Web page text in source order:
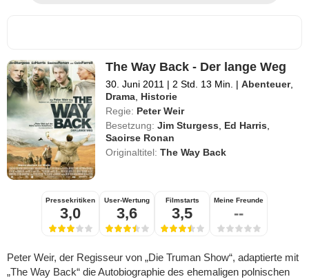
The Way Back - Der lange Weg
30. Juni 2011 | 2 Std. 13 Min. | Abenteuer,
Drama Historie
Regie: Peter Weir
Besetzung: Jim Sturgess Ed Harris
Saoirse Ronan
Originaltitel:The Way Back
Pressekritiken
3,0
User-Wertung
3,6
Filmstarts
3,5
Meine Freunde
--
Peter Weir, der Regisseur von „Die Truman Show“, adaptierte mit
„The Way Back“ die Autobiographie des ehemaligen polnischen